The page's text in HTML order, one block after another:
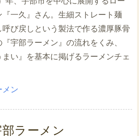
一久』さん。生細ストレート麺
び戻しという製法で作る濃厚豚骨
宇部ラーメン』の流れをくみ、
まい』を基本に掲げるラーメンチェ
メン
ラーメン